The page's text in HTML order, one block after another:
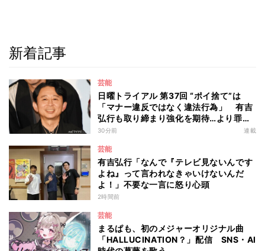
新着記事
芸能
日曜トライアル 第37回 “ポイ捨て”は
「マナー違反ではなく違法行為」 有吉
弘行も取り締まり強化を期待…より罪が
重くなる“ポイ捨て”とは 大垣優希弁護
30分前 連載
芸能
有吉弘行「なんで『テレビ見ないんです
よね』って言われなきゃいけないんだ
よ！」不要な一言に怒り心頭
2時間前
芸能
まるぱも、初のメジャーオリジナル曲
「HALLUCINATION？」配信 SNS・AI